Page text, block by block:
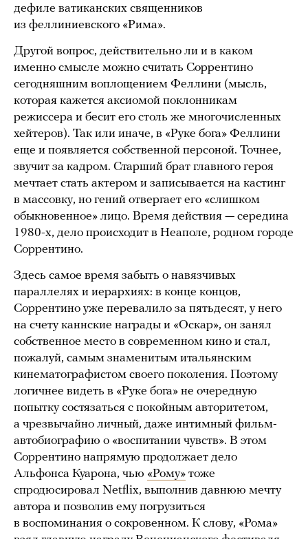
дефиле ватиканских священников
из феллиниевского «Рима».
Другой вопрос, действительно ли и в каком
именно смысле можно считать Соррентино
сегодняшним воплощением Феллини (мысль,
которая кажется аксиомой поклонникам
режиссера и бесит его столь же многочисленных
хейтеров). Так или иначе, в «Руке бога» Феллини
еще и появляется собственной персоной. Точнее,
звучит за кадром. Старший брат главного героя
мечтает стать актером и записывается на кастинг
в массовку, но гений отвергает его «слишком
обыкновенное» лицо. Время действия — середина
1980-х, дело происходит в Неаполе, родном городе
Соррентино.
Здесь самое время забыть о навязчивых
параллелях и иерархиях: в конце концов,
Соррентино уже перевалило за пятьдесят, у него
на счету каннские награды и «Оскар», он занял
собственное место в современном кино и стал,
пожалуй, самым знаменитым итальянским
кинематографистом своего поколения. Поэтому
логичнее видеть в «Руке бога» не очередную
попытку состязаться с покойным авторитетом,
а чрезвычайно личный, даже интимный фильм-
автобиографию о «воспитании чувств». В этом
Соррентино напрямую продолжает дело
Альфонса Куарона, чью «Рому» тоже
спродюсировал Netflix, выполнив давнюю мечту
автора и позволив ему погрузиться
в воспоминания о сокровенном. К слову, «Рома»